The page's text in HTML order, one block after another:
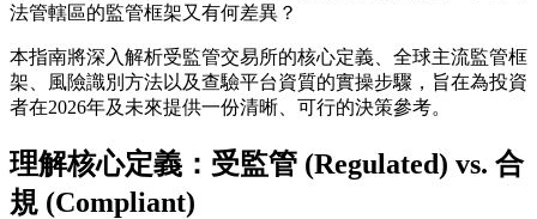
法管轄區的監管框架又有何差異？
本指南將深入解析受監管交易所的核心定義、全球主流監管框
架、風險識別方法以及查驗平台資質的實操步驟，旨在為投資
者在2026年及未來提供一份清晰、可行的決策參考。
理解核心定義：受監管 (Regulated) vs. 合
規 (Compliant)